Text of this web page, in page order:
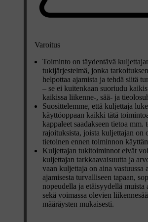
Varoitus
Toiminto on täydentävä
tukijärjestelmä, jonka
helpottaa ajamista ja tehdä siitä
– se ei kuitenkaan suoriudu
kaikissa liikenne-, sää- ja
Suosittelemme, että kuljettaja
käyttöoppaan kaikki tätä
kappaleet saadakseen tietoa mm.
rajoituksista, joista kuljettajan on
tietoinen ennen toiminnon
Kuljettajan tukitoiminnot eivät
kuljettajan tarkkaavaisuutta ja
vaan kuljettaja on aina vastuussa
ajamisesta turvalliseen tapaan,
nopeudella ja etäisyydellä muista
sekä voimassa olevien
määräysten mukaisesti.